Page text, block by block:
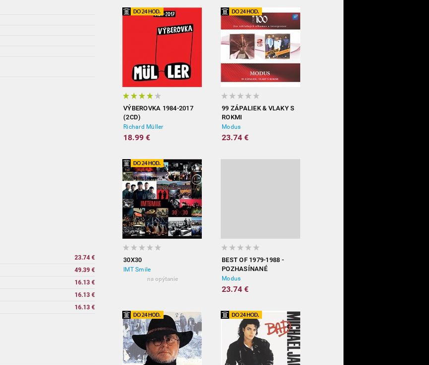
23.74 €
49.39 €
16.13 €
16.13 €
16.13 €
VÝBEROVKA 1984-2017
(2CD)
Richard Müller
18.99 €
99 ZÁPALIEK & VLAKY S
ROKMI
Modus
23.74 €
30X30
IMT Smile
na opýtanie
BEST OF 1979-1988 -
POZHASÍNANÉ
Modus
23.74 €